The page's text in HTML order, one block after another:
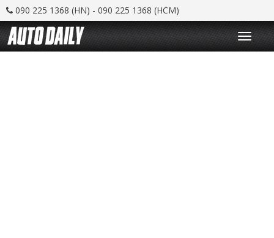
090 225 1368 (HN) - 090 225 1368 (HCM)
T
o
g